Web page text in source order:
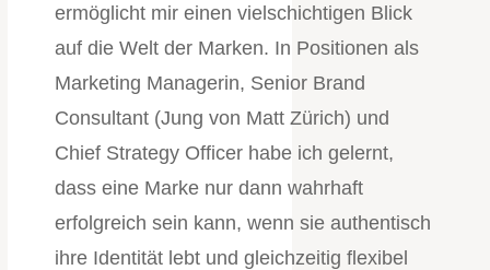
ermöglicht mir einen vielschichtigen Blick
auf die Welt der Marken. In Positionen als
Marketing Managerin, Senior Brand
Consultant (Jung von Matt Zürich) und
Chief Strategy Officer habe ich gelernt,
dass eine Marke nur dann wahrhaft
erfolgreich sein kann, wenn sie authentisch
ihre Identität lebt und gleichzeitig flexibel